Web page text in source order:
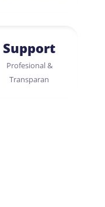
Support
Profesional &
Transparan